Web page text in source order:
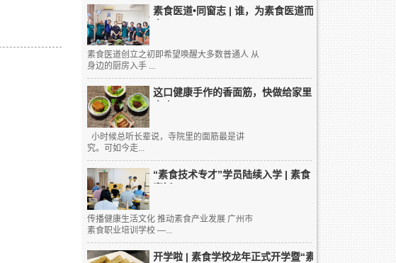
素食医道•同窗志 | 谁，为素食医道而
素食医道创立之初即希望唤醒大多数普通人 从
身边的厨房入手 ...
这口健康手作的香面筋，快做给家里
小时候总听长辈说，寺院里的面筋最是讲
究。可如今走...
“素食技术专才”学员陆续入学 | 素食
传播健康生活文化 推动素食产业发展 广州市
素食职业培训学校 —...
开学啦 | 素食学校龙年正式开学暨“素